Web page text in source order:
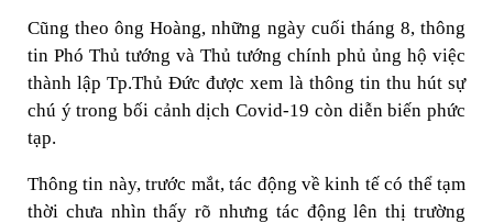
Cũng theo ông Hoàng, những ngày cuối tháng 8, thông
tin Phó Thủ tướng và Thủ tướng chính phủ ủng hộ việc
thành lập Tp.Thủ Đức được xem là thông tin thu hút sự
chú ý trong bối cảnh dịch Covid-19 còn diễn biến phức
tạp.
Thông tin này, trước mắt, tác động về kinh tế có thể tạm
thời chưa nhìn thấy rõ nhưng tác động lên thị trường